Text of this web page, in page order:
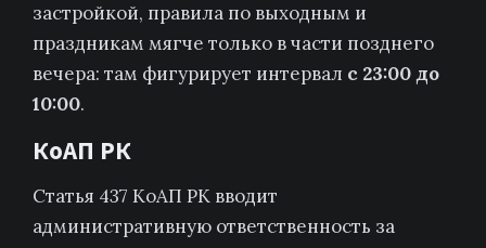
застройкой, правила по выходным и
праздникам мягче только в части позднего
вечера: там фигурирует интервал с 23:00 до
10:00.
КоАП РК
Статья 437 КоАП РК вводит
административную ответственность за